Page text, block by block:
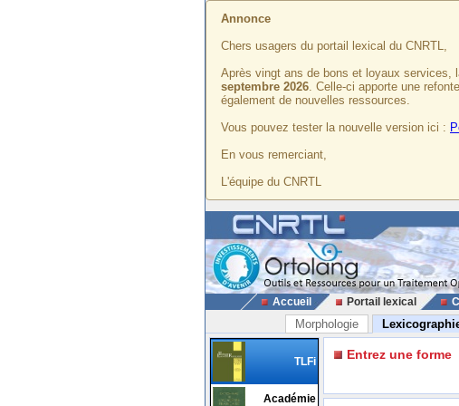
Annonce
Chers usagers du portail lexical du CNRTL,
Après vingt ans de bons et loyaux services,
septembre 2026. Celle-ci apporte une
également de nouvelles ressources.
Vous pouvez tester la nouvelle version ici :
En vous remerciant,
L'équipe du CNRTL
Accueil Portail lexical
Morphologie
TLFi
Académie
Entrez une forme